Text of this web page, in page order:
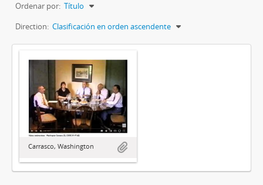
Ordenar por: Título
Direction: Clasificación en orden ascendente
Carrasco, Washington